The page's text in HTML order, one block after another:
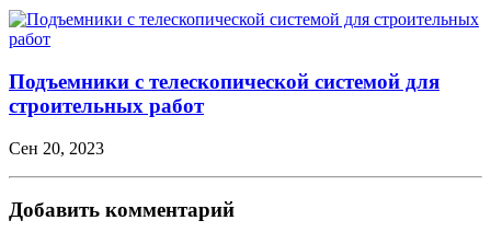
Подъемники с телескопической системой для
строительных работ
Сен 20, 2023
Добавить комментарий